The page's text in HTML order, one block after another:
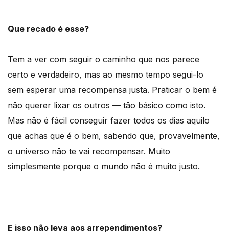
Que recado é esse?
Tem a ver com seguir o caminho que nos parece
certo e verdadeiro, mas ao mesmo tempo segui-lo
sem esperar uma recompensa justa. Praticar o bem é
não querer lixar os outros — tão básico como isto.
Mas não é fácil conseguir fazer todos os dias aquilo
que achas que é o bem, sabendo que, provavelmente,
o universo não te vai recompensar. Muito
simplesmente porque o mundo não é muito justo.
E isso não leva aos arrependimentos?